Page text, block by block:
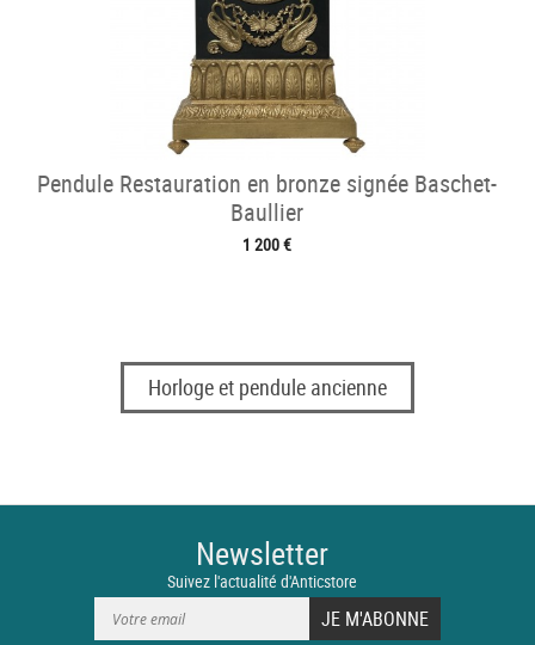
Pendule Restauration en bronze signée Baschet-
Baullier
1 200 €
Horloge et pendule ancienne
Newsletter
Suivez l'actualité d'Anticstore